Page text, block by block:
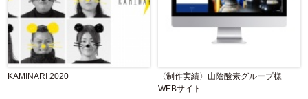
KAMINARI 2020
〈制作実績〉山陰酸素グループ様
WEBサイト